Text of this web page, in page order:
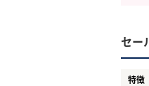
セー
特徴